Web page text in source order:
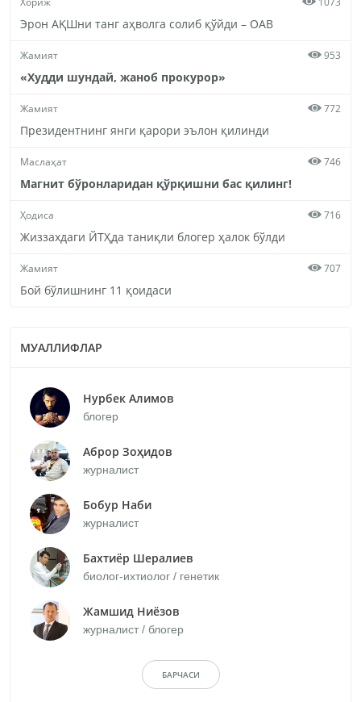
Эрон АҚШни танг аҳволга солиб қўйди – ОАВ
Жамият 953
«Худди шундай, жаноб прокурор»
Жамият 772
Президентнинг янги қарори эълон қилинди
Маслаҳат 746
Магнит бўронларидан қўрқишни бас қилинг!
Ҳодиса 716
Жиззахдаги ЙТҲда таниқли блогер ҳалок бўлди
Жамият 707
Бой бўлишнинг 11 қоидаси
МУАЛЛИФЛАР
Нурбек Алимов
блогер
Аброр Зоҳидов
журналист
Бобур Наби
журналист
Бахтиёр Шералиев
биолог-ихтиолог / генетик
Жамшид Ниёзов
журналист / блогер
БАРЧАСИ